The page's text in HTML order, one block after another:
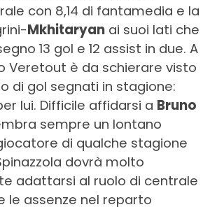
con 8,14 di fantamedia e la
Mkhitaryanai suoi lati che
13 gol e 12 assist in due. A
Veretout è da schierare visto
di gol segnati in stagione:
lui. Difficile affidarsi a Bruno
sempre un lontano
di qualche stagione
dovrà molto
adattarsi al ruolo di centrale
le assenze nel reparto